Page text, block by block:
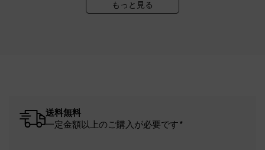
もっと見る
送料無料
一定金額以上のご購入が必要です*